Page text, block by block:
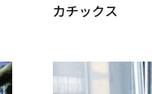
カチックス